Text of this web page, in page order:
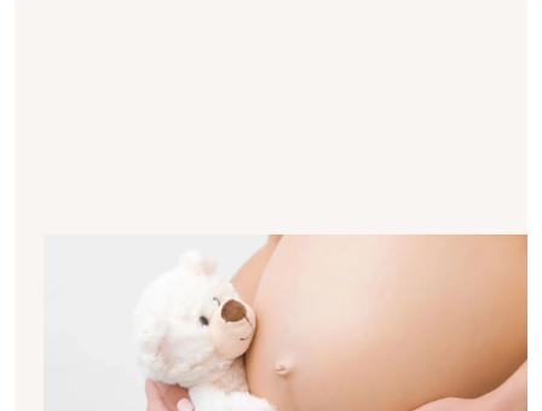
Gravidanza e insufficienza renale
cronica: è possibile?
La tua funzione renale è compromessa, però
hai un forte desiderio di avere figli? Non sei
sicura che la gravidanza sia possibile in